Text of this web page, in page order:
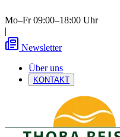
Mo–Fr 09:00–18:00 Uhr
|
Newsletter
Über uns
KONTAKT